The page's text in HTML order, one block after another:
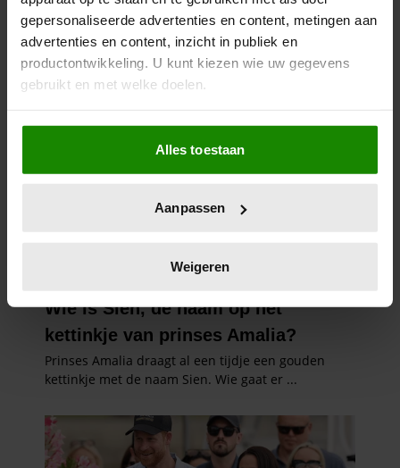
gepersonaliseerde advertenties en content, metingen aan
advertenties en content, inzicht in publiek en
productontwikkeling. U kunt kiezen wie uw gegevens
gebruikt en met welke doelen.
Als u het toestaat, willen we ook graag:
Informatie verzamelen over uw geografische
locatie, die tot een paar meter nauwkeurig kan zijn
scannen op specifieke eigenschappen (fingerprinting)
verwerkt en stel uw voorkeuren in het
intrekken in de Cookieverklaring.
We gebruiken cookies om content en advertenties te
personaliseren, om functies voor social media te bieden
en om ons websiteverkeer te analyseren. Ook delen we
informatie over uw gebruik van onze site met onze
partners voor social media, adverteren en analyse. Deze
partners kunnen deze gegevens combineren met andere
Alles toestaan
Aanpassen
Weigeren